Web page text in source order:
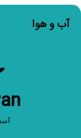
آب و هوا